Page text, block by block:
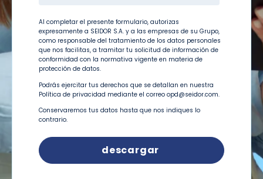
Al completar el presente formulario, autorizas
expresamente a SEIDOR S.A. y a las empresas de su Grupo,
como responsable del tratamiento de los datos personales
que nos facilitas, a tramitar tu solicitud de información de
conformidad con la normativa vigente en materia de
protección de datos.
Podrás ejercitar tus derechos que se detallan en nuestra
Política de privacidad mediante el correo opd@seidor.com.
Conservaremos tus datos hasta que nos indiques lo
contrario.